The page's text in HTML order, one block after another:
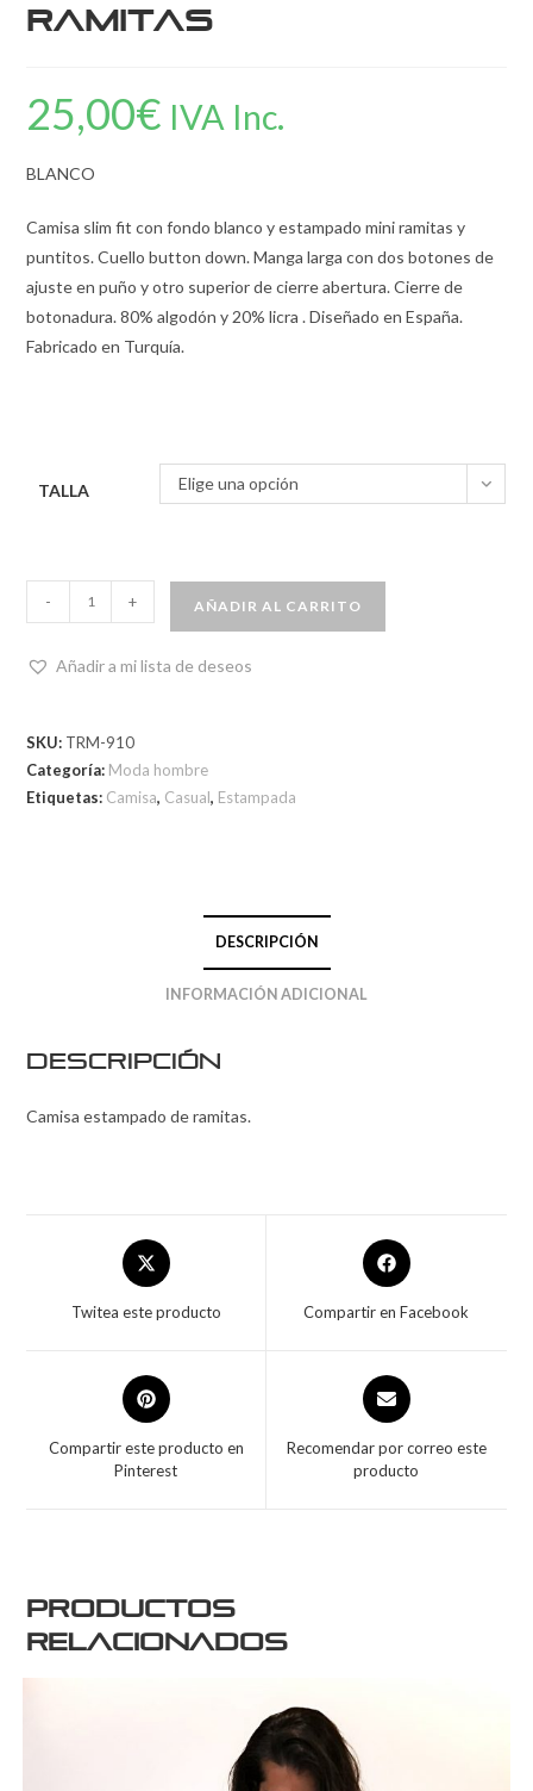
ramitas
25,00€ IVA Inc.
BLANCO
Camisa slim fit con fondo blanco y estampado mini ramitas y
puntitos. Cuello button down. Manga larga con dos botones de
ajuste en puño y otro superior de cierre abertura. Cierre de
botonadura. 80% algodón y 20% licra . Diseñado en España.
Fabricado en Turquía.
TALLA Elige una opción
- + AÑADIR AL CARRITO
Añadir a mi lista de deseos
SKU: TRM-910
Categoría: Moda hombre
Etiquetas: Camisa, Casual, Estampada
DESCRIPCIÓN
INFORMACIÓN ADICIONAL
Descripción
Camisa estampado de ramitas.
Twitea este producto Compartir en Facebook
Compartir este producto en
Pinterest
Recomendar por correo este
producto
Productos
relacionados